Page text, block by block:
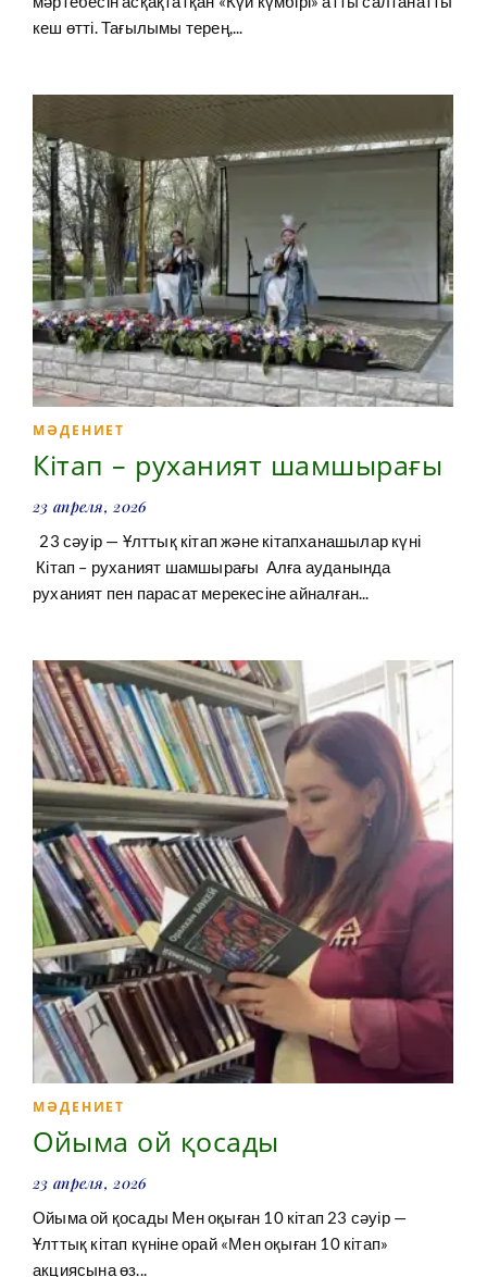
кеш өтті. Тағылымы терең,...
МӘДЕНИЕТ
Кітап – руханият шамшырағы
23 апреля, 2026
23 сәуір — Ұлттық кітап және кітапханашылар күні
Кітап – руханият шамшырағы Алға ауданында
руханият пен парасат мерекесіне айналған...
МӘДЕНИЕТ
Ойыма ой қосады
23 апреля, 2026
Ойыма ой қосады Мен оқыған 10 кітап 23 сәуір —
Ұлттық кітап күніне орай «Мен оқыған 10 кітап»
акциясына өз...